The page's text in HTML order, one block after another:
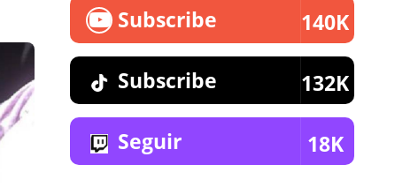
Subscribe 140K
Subscribe 132K
Seguir 18K